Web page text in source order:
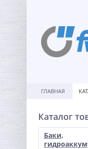
ГЛАВНАЯ
Каталог
Баки,